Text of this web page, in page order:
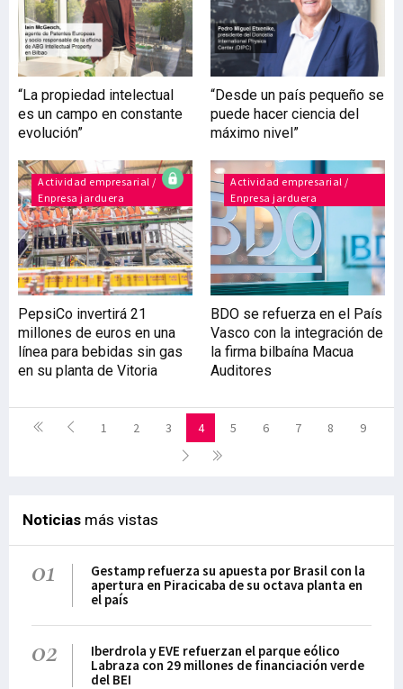
“La propiedad intelectual
es un campo en constante
evolución”
“Desde un país pequeño se
puede hacer ciencia del
máximo nivel”
Actividad empresarial /
Enpresa jarduera
PepsiCo invertirá 21
millones de euros en una
línea para bebidas sin gas
en su planta de Vitoria
Actividad empresarial /
Enpresa jarduera
BDO se refuerza en el País
Vasco con la integración de
la firma bilbaína Macua
Auditores
1 2 3 4 5 6 7 8 9
Noticias más vistas
01
Gestamp refuerza su apuesta por Brasil con la
apertura en Piracicaba de su octava planta en
el país
02
Iberdrola y EVE refuerzan el parque eólico
Labraza con 29 millones de financiación verde
del BEI